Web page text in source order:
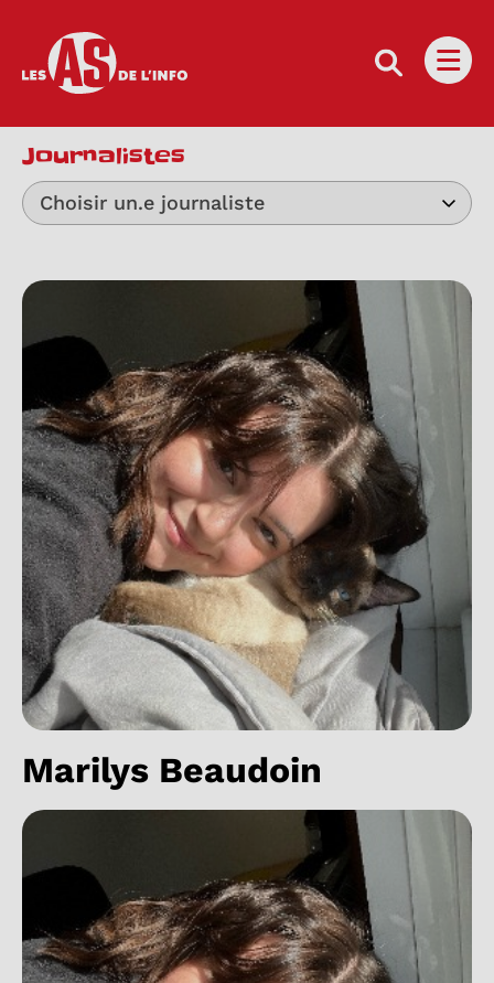
Les as de l'info
Journalistes
Choisir un.e journaliste
Marilys Beaudoin